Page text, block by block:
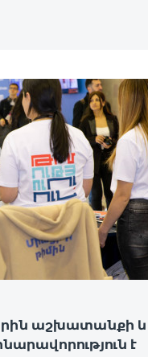
աշխատանքի և
է